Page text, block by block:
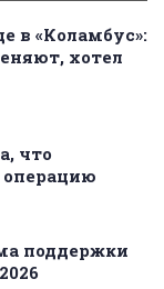
в «Коламбус»:
хотел
что
поддержки